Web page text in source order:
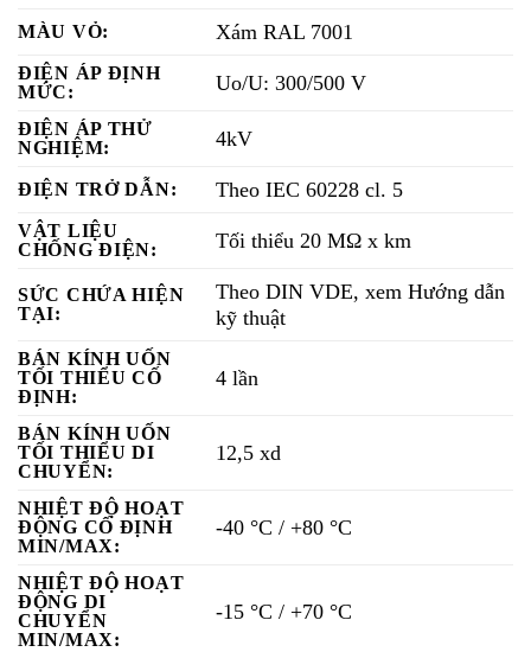
MÀU VỎ: Xám RAL 7001
ĐIỆN ÁP ĐỊNH
MỨC:
Uo/U: 300/500 V
ĐIỆN ÁP THỬ
NGHIỆM:
4kV
ĐIỆN TRỞ DẪN: Theo IEC 60228 cl. 5
VẬT LIỆU
CHỐNG ĐIỆN:
Tối thiểu 20 MΩ x km
SỨC CHỨA HIỆN
TẠI:
Theo DIN VDE, xem Hướng dẫn
kỹ thuật
BÁN KÍNH UỐN
TỐI THIỂU CỐ
ĐỊNH:
4 lần
BÁN KÍNH UỐN
TỐI THIỂU DI
CHUYỂN:
12,5 xd
NHIỆT ĐỘ HOẠT
ĐỘNG CỐ ĐỊNH
MIN/MAX:
-40 °C / +80 °C
NHIỆT ĐỘ HOẠT
ĐỘNG DI
CHUYỂN
MIN/MAX:
-15 °C / +70 °C